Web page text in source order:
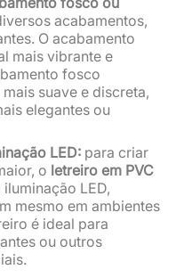
acabamentos,
O acabamento
mais vibrante e
fosco
suave e discreta,
elegantes ou
LED: para criar
o letreiro em PVC
LED,
mesmo em ambientes
é ideal para
ou outros